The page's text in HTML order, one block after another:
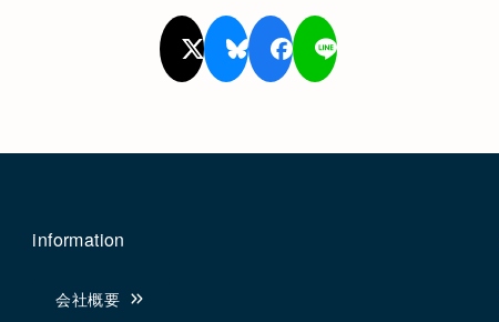
information
会社概要